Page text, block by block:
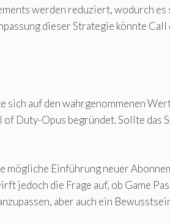
werden reduziert, wodurch
dieser Strategie könnte
auf den wahrgenommenen
Duty-Opus begründet. Sollte das
Einführung neuer
jedoch die Frage auf, ob Game
aber auch ein